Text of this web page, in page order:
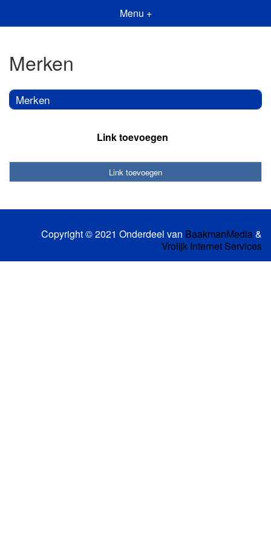
Menu +
Merken
Merken
Link toevoegen
Link toevoegen
Copyright © 2021 Onderdeel van BaakmanMedia&
Vrolijk Internet Services